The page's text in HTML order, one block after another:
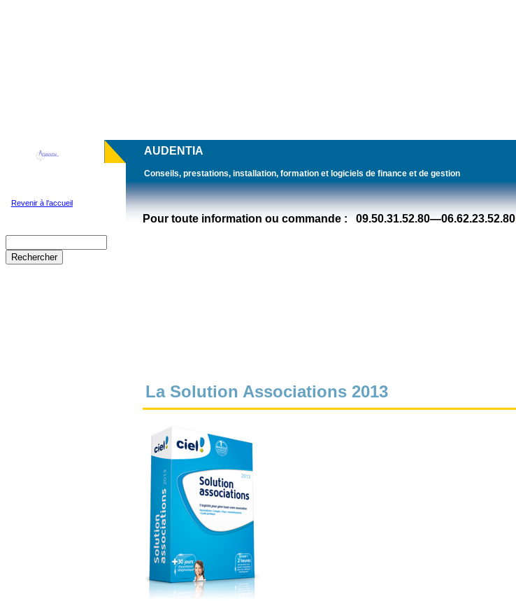
AUDENTIA
Conseils, prestations, installation, formation et logiciels de finance et de gestion
La Solution Associations 2013
Pour toute information ou commande : 09.50.31.52.80—06.62.23.52.80
Revenir à l’accueil